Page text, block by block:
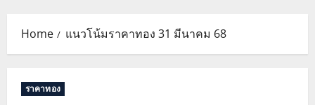
Home แนวโน้มราคาทอง 31 มีนาคม 68
ราคาทอง